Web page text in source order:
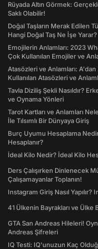
Rüyada Altın Görmek:
Saklı Olabilir!
Doğal Taşların Merak Edilen
Hangi Doğal Taş Ne İşe Yarar?
Emojilerin Anlamları: 2023
Çok Kullanılan Emojiler ve
Atasözleri ve Anlamları:
Kullanılan Atasözleri ve
Tavla Diziliş Şekli Nasıldır?
ve Oynama Yönleri
Tarot Kartları ve Anlamları
İle Tılsımlı Bir Dünyaya Giriş
Burç Uyumu Hesaplama
Hesaplanır?
İdeal Kilo Nedir? İdeal Kilo
Ders Çalışırken Dinlenecek
Çalışamayanlar Toplanın!
Instagram Giriş Nasıl
41 Ülkenin Bayrakları ve Ülke
GTA San Andreas Hileleri!
Andreas Şifreleri
IQ Testi: IQ'unuzun Kaç